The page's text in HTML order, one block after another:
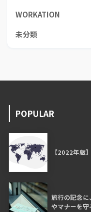
WORKATION
未分類
POPULAR
【2022年版
旅行の記念
やマナーを守